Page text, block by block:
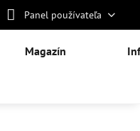
Panel používateľa
Magazín